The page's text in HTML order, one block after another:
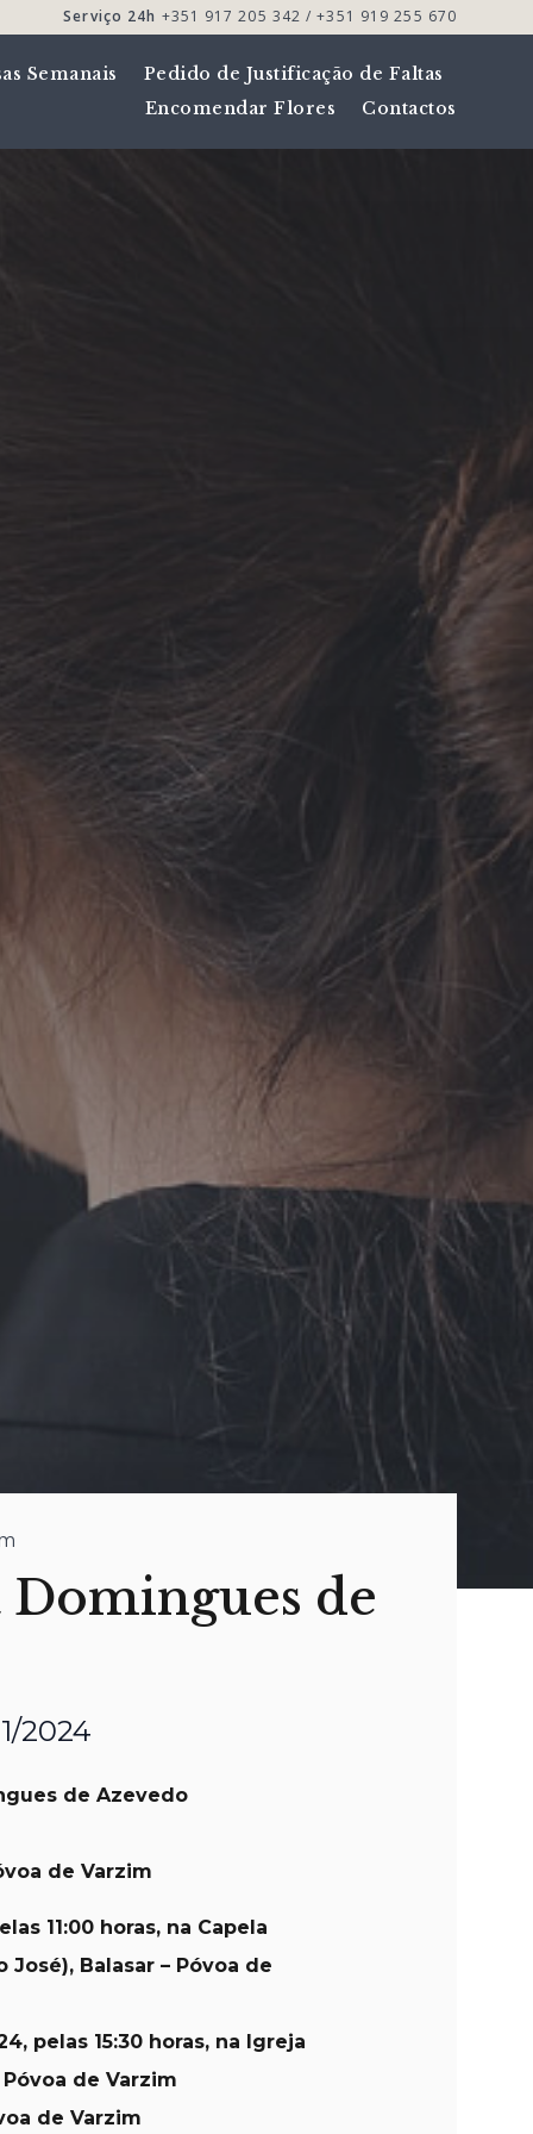
Serviço 24h +351 917 205 342 / +351 919 255 670
Semanais
Pedido de Justificação de Faltas
Encomendar Flores
Contactos
de
2024
de Azevedo
de Varzim
11:00 horas, na Capela
Balasar – Póvoa de
pelas 15:30 horas, na Igreja
Póvoa de Varzim
de Varzim